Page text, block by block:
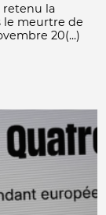
retenu la
le meurtre de
20(...)